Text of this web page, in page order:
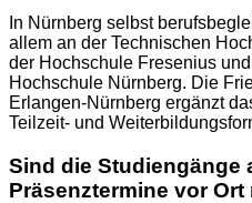
In Nürnberg selbst
allem an der Technischen
der Hochschule Fresenius
Hochschule Nürnberg. Die
Erlangen-Nürnberg ergänzt
Teilzeit- und
Sind die Studiengänge
Präsenztermine vor